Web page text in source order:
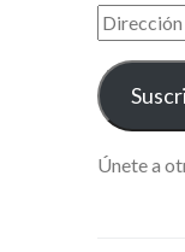
DIRECCIÓN
DE
CORREO
ELECTRÓNICO
Únete a